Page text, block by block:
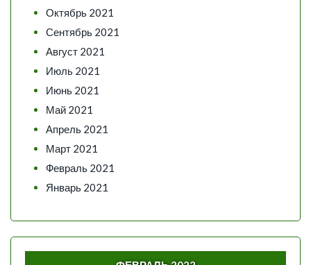
Октябрь 2021
Сентябрь 2021
Август 2021
Июль 2021
Июнь 2021
Май 2021
Апрель 2021
Март 2021
Февраль 2021
Январь 2021